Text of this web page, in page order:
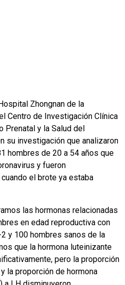
Zhongnan de la
Centro de Investigación Clínica
Prenatal y la Salud del
su investigación que analizaron
hombres de 20 a 54 años que
y fueron
el brote ya estaba
las hormonas relacionadas
en edad reproductiva con
y 100 hombres sanos de la
que la hormona luteinizante
pero la proporción
la proporción de hormona